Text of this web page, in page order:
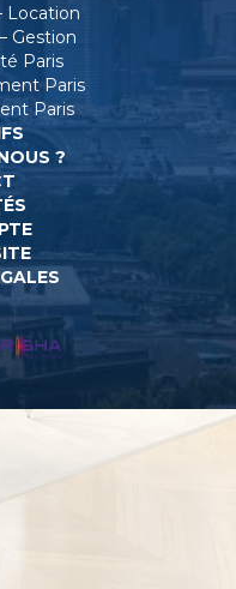
Location
Gestion
Paris
Paris
Paris
?